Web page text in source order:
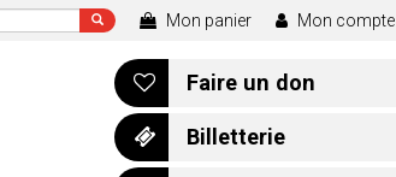
Mon panier Mon compte
Faire un don
Billetterie